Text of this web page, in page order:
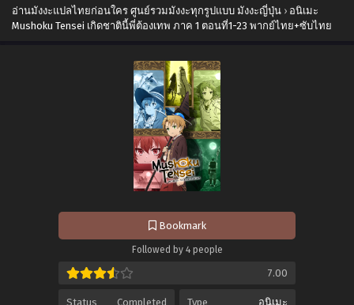
อ่านมังงะแปลไทยก่อนใคร ศูนย์รวมมังงะทุกรูปแบบ มังงะญี่ปุ่น › อนิเมะ
Mushoku Tensei เกิดชาตินี้พี่ต้องเทพ ภาค 1 ตอนที่1-23 พากย์ไทย+ซับไทย
Bookmark
Followed by 4 people
7.00
Status Completed Type อนิเมะ